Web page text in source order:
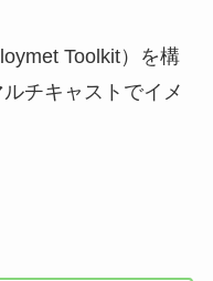
Toolkit）を構
チキャストでイメ